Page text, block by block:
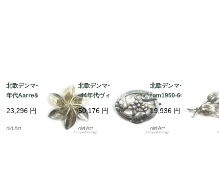
北欧デンマーク製1970
年代Aarre&Kroghヴィ
ンテージスターリング
シルバー銀製カラユリ
の花ピンブローチ【N-
23,296 円
old Art
北欧デンマーク製1933
-44年代ヴィンテージG
eorg Jensenジョージ
ジェンセンスターリン
グシルバー830銀製ム
ーンライトグレープブ
50,176 円
old Art
北欧デンマーク製N.E.F
rom1950-60年代ヴィ
ンテージスターリング
シルバー銀製リーフ葉
ピンブローチ【N-2220
0】 @
19,936 円
old Art